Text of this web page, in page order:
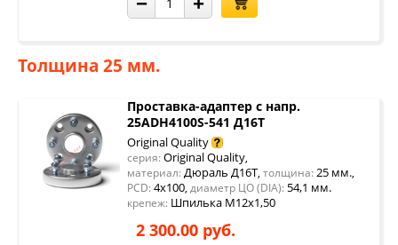
Толщина 25 мм.
Проставка-адаптер с напр.
25ADH4100S-541 Д16Т
Original Quality
серия: Original Quality,
материал: Дюраль Д16Т, толщина: 25 мм.,
PCD: 4x100, диаметр ЦО (DIA): 54,1 мм.
крепеж: Шпилька М12х1,50
2 300.00 руб.